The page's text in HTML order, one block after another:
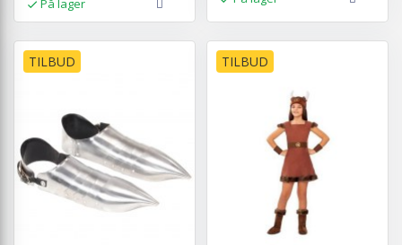
På lager
TILBUD TILBUD